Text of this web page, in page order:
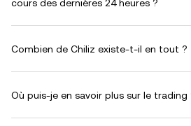
cours des dernières 24 heures ?
Combien de Chiliz existe-t-il en tout ?
Où puis-je en savoir plus sur le trading